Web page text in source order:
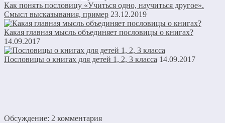
Как понять пословицу «Учиться одно, научиться другое».
Смысл высказывания, пример 23.12.2019
Какая главная мысль объединяет пословицы о книгах?
14.09.2017
Пословицы о книгах для детей 1, 2, 3 класса 14.09.2017
Обсуждение: 2 комментария